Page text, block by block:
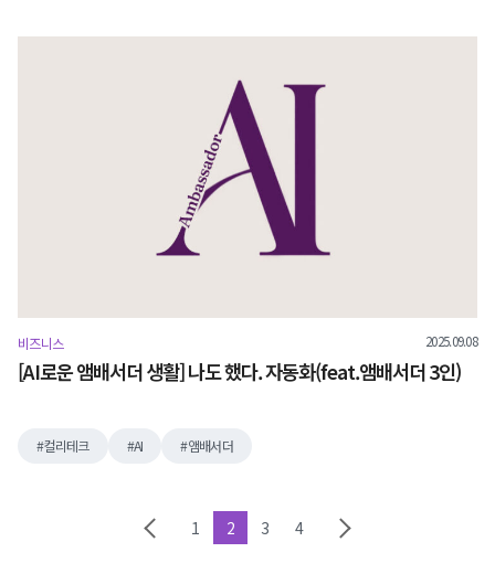
비즈니스 2025.09.08
[AI로운 앰배서더 생활] 나도 했다. 자동화(feat.앰배서더 3인)
컬리테크 AI 앰배서더
1 2 3 4